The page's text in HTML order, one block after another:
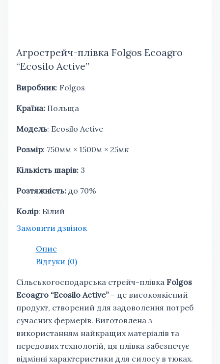
Агрострейч-плівка Folgos Ecoagro
“Ecosilo Active”
Виробник: Folgos
Країна: Польща
Модель: Ecosilo Active
Розмір: 750мм × 1500м × 25мк
Кількість шарів:3
Розтяжність: до 70%
Колір: Білий
Замовити дзвінок
Опис
Відгуки (0)
Сільськогосподарська стрейч-плівка Folgos
Ecoagro “Ecosilo Active”– це високоякісний
продукт, створений для задоволення потреб
сучасних фермерів. Виготовлена з
використанням найкращих матеріалів та
передових технологій, ця плівка забезпечує
відмінні характеристики для силосу в тюках.